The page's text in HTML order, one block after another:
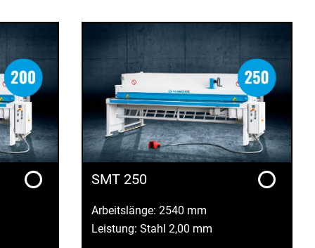
SMT 250
Arbeitslänge: 2540 mm
Leistung: Stahl 2,00 mm